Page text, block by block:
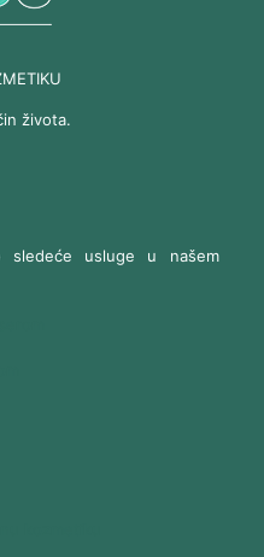
života.
sledeće usluge u našem